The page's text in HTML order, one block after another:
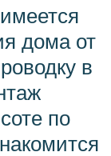
дома от
в
по